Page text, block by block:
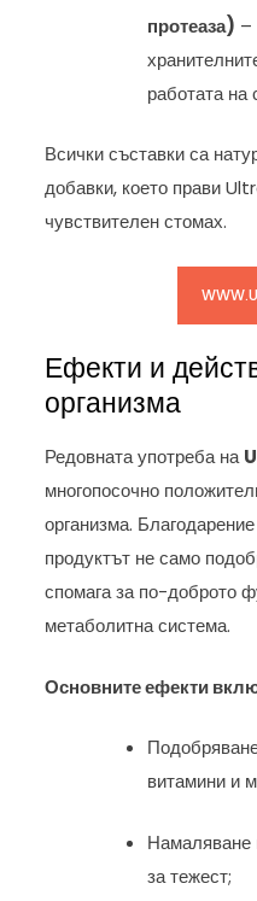
протеаза) –
работата на
Всички съставки са
добавки, което прави
чувствителен стомах.
Ефекти и
организма
Редовната употреба на
многопосочно
организма.
продуктът не само
спомага за по-доброто
метаболитна система.
Основните ефекти
витамини и
Намаляване
за тежест;